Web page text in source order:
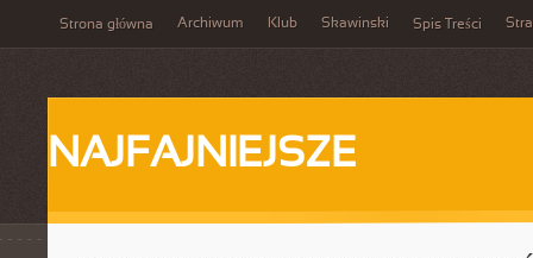
Strona główna Archiwum Klub Skawinski Spis Treści
NAJFAJNIEJSZE